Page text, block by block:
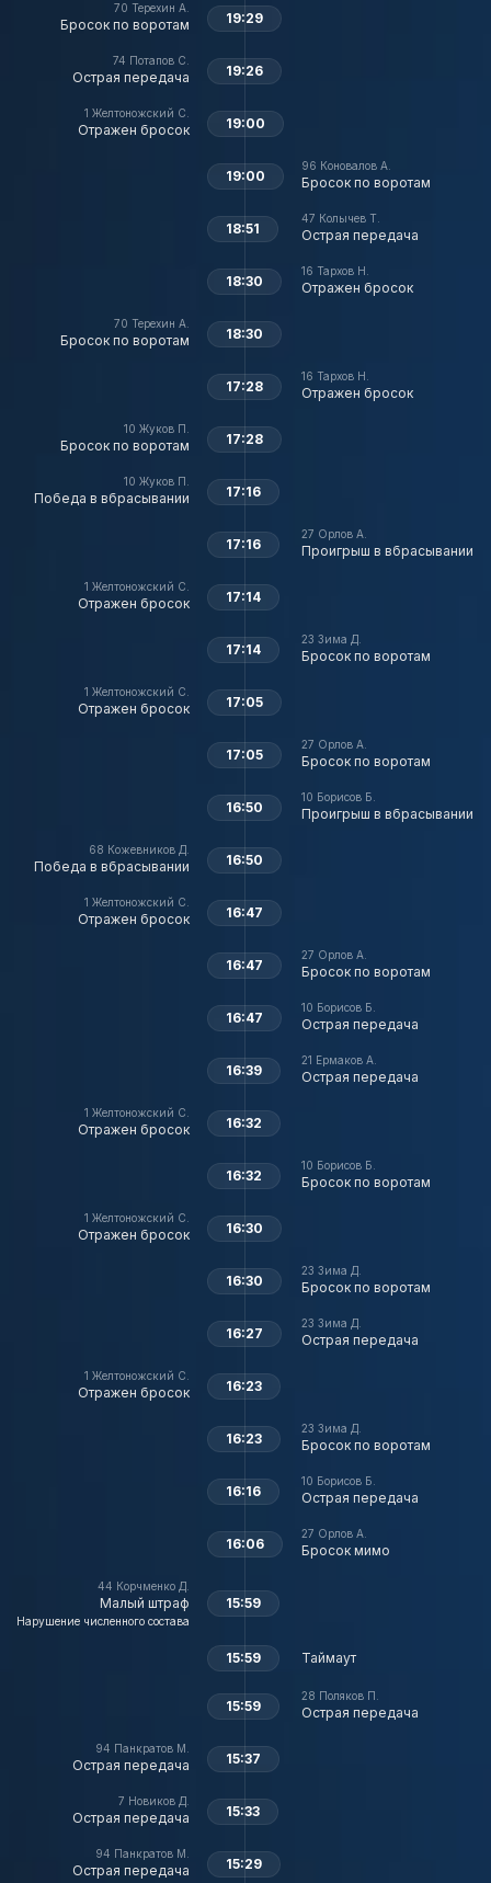
70 Терехин А.
Бросок по воротам 19:29
74 Потапов С.
Острая передача 19:26
1 Желтоножский С.
Отражен бросок 19:00
96 Коновалов А.
Бросок по воротам
19:00
47 Колычев Т.
Острая передача
18:51
16 Тархов Н.
Отражен бросок
18:30
70 Терехин А.
Бросок по воротам 18:30
16 Тархов Н.
Отражен бросок
17:28
10 Жуков П.
Бросок по воротам 17:28
10 Жуков П.
Победа в вбрасывании 17:16
27 Орлов А.
Проигрыш в вбрасывании
17:16
1 Желтоножский С.
Отражен бросок 17:14
23 Зима Д.
Бросок по воротам
17:14
1 Желтоножский С.
Отражен бросок 17:05
27 Орлов А.
Бросок по воротам
17:05
10 Борисов Б.
Проигрыш в вбрасывании
16:50
68 Кожевников Д.
Победа в вбрасывании 16:50
1 Желтоножский С.
Отражен бросок 16:47
27 Орлов А.
Бросок по воротам
16:47
10 Борисов Б.
Острая передача
16:47
21 Ермаков А.
Острая передача
16:39
1 Желтоножский С.
Отражен бросок 16:32
10 Борисов Б.
Бросок по воротам
16:32
1 Желтоножский С.
Отражен бросок 16:30
23 Зима Д.
Бросок по воротам
16:30
23 Зима Д.
Острая передача
16:27
1 Желтоножский С.
Отражен бросок 16:23
23 Зима Д.
Бросок по воротам
16:23
10 Борисов Б.
Острая передача
16:16
27 Орлов А.
Бросок мимо
16:06
44 Корчменко Д.
Малый штраф
Нарушение численного состава
15:59
Таймаут
15:59
28 Поляков П.
Острая передача
15:59
94 Панкратов М.
Острая передача 15:37
7 Новиков Д.
Острая передача 15:33
94 Панкратов М.
Острая передача 15:29